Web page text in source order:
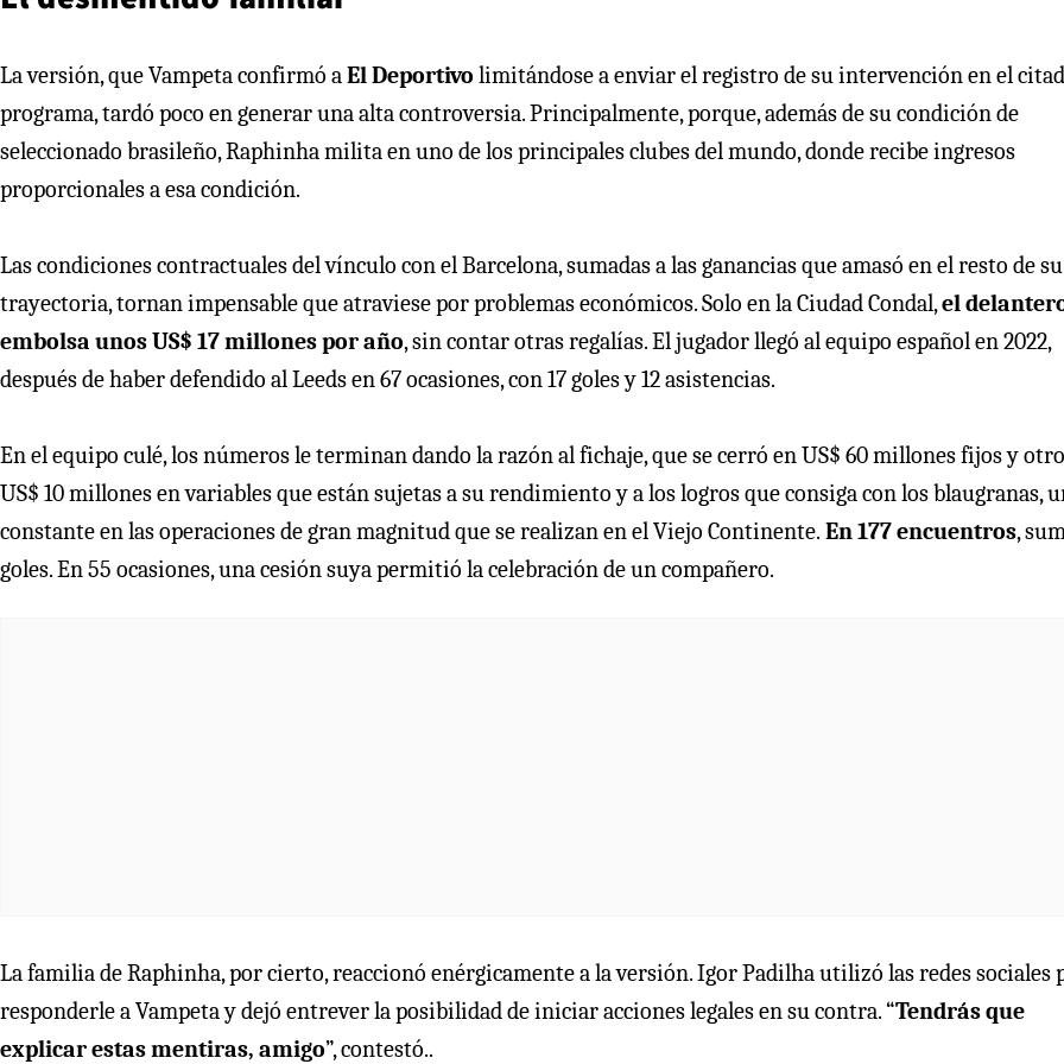
La versión, que Vampeta confirmó aEl Deportivo limitándose a enviar el registro de su intervención en el
programa, tardó poco en generar una alta controversia. Principalmente, porque, además de su condición de
seleccionado brasileño, Raphinha milita en uno de los principales clubes del mundo, donde recibe ingresos
proporcionales a esa condición.
Las condiciones contractuales del vínculo con el Barcelona, sumadas a las ganancias que amasó en el resto de su
trayectoria, tornan impensable que atraviese por problemas económicos. Solo en la Ciudad Condal,el
embolsa unos US$ 17 millones por año, sin contar otras regalías. El jugador llegó al equipo español en 2022,
después de haber defendido al Leeds en 67 ocasiones, con 17 goles y 12 asistencias.
En el equipo culé, los números le terminan dando la razón al fichaje, que se cerró en US$ 60 millones fijos y
US$ 10 millones en variables que están sujetas a su rendimiento y a los logros que consiga con los blaugranas,
constante en las operaciones de gran magnitud que se realizan en el Viejo Continente. En 177 encuentros,
goles. En 55 ocasiones, una cesión suya permitió la celebración de un compañero.
La familia de Raphinha, por cierto, reaccionó enérgicamente a la versión. Igor Padilha utilizó las redes sociales
responderle a Vampeta y dejó entrever la posibilidad de iniciar acciones legales en su contra. “Tendrás que
explicar estas mentiras, amigo”, contestó..